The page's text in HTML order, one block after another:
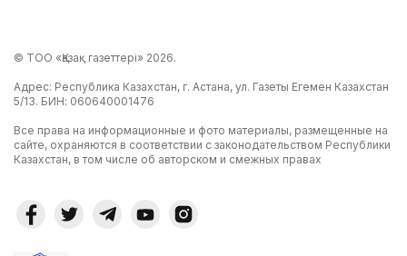
© ТОО «Қазақ газеттері» 2026.
Адрес: Республика Казахстан, г. Астана, ул. Газеты Егемен Казахстан
5/13. БИН: 060640001476
Все права на информационные и фото материалы, размещенные на
сайте, охраняются в соответствии с законодательством Республики
Казахстан, в том числе об авторском и смежных правах